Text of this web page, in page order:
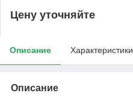
Цену уточняйте
Описание Характеристики
Описание